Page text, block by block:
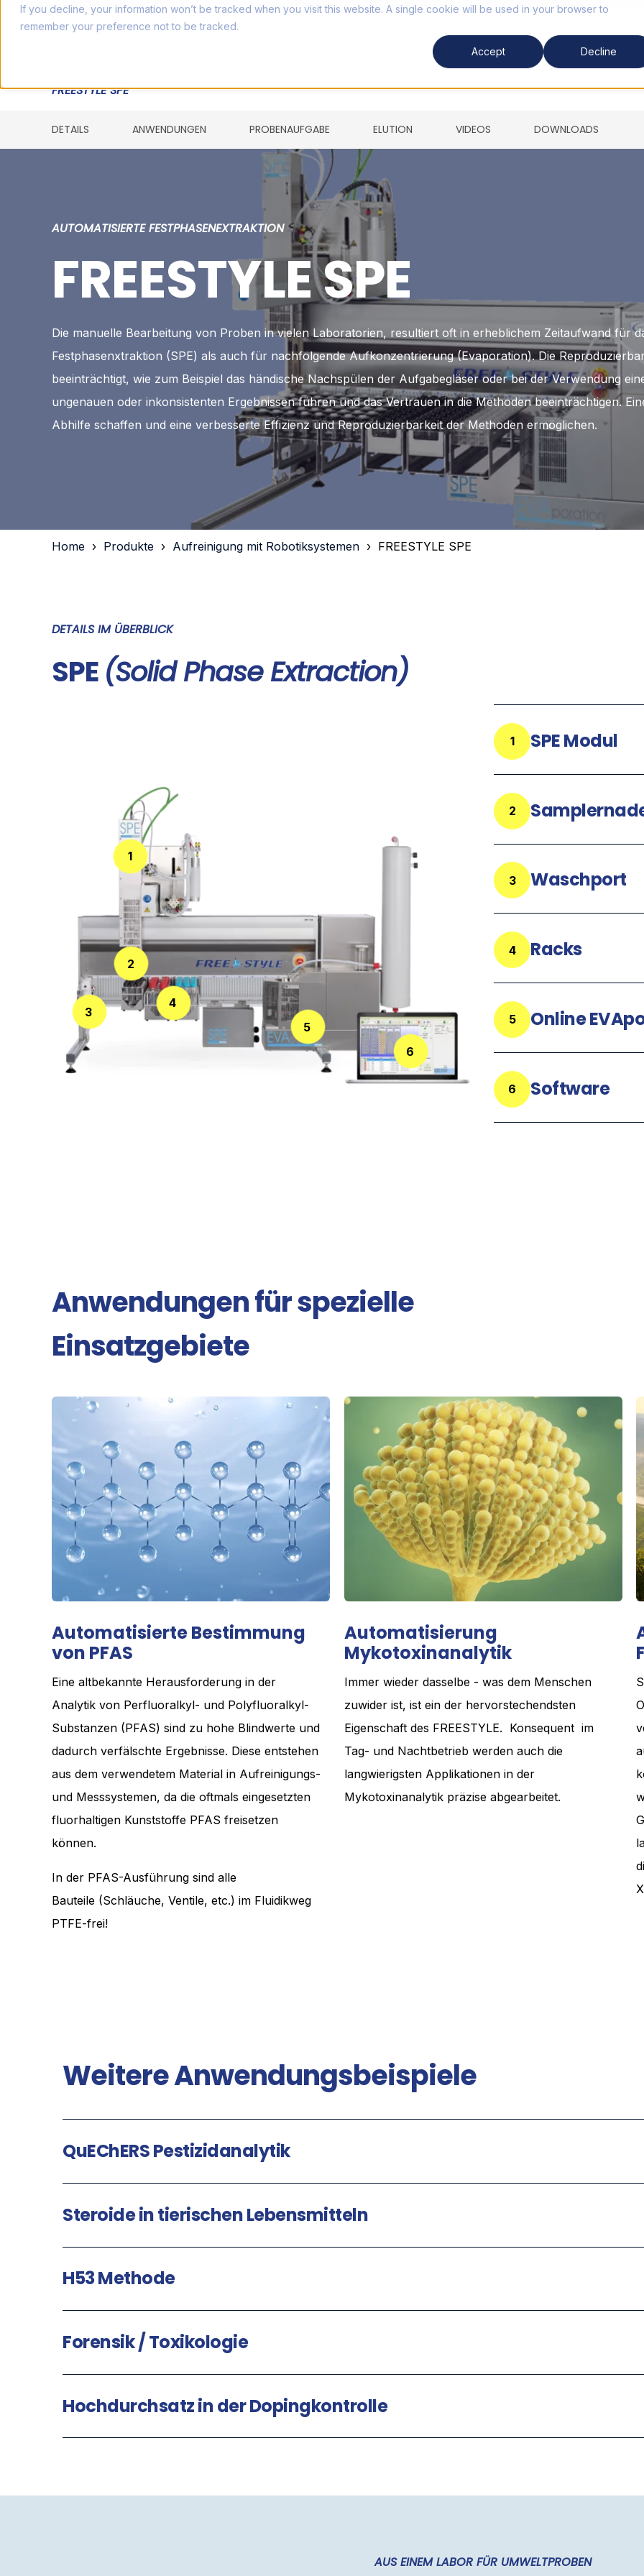
If you decline, your information won’t be tracked when you visit this website. A single cookie will be used in your browser to
remember your preference not to be tracked.
Accept Decline
UNTERNEHMEN SUPPORT
FREESTYLE SPE
DETAILS ANWENDUNGEN PROBENAUFGABE ELUTION VIDEOS DOWNLOADS
AUTOMATISIERTE FESTPHASENEXTRAKTION
FREESTYLE SPE
Die manuelle Bearbeitung von Proben in vielen Laboratorien, resultiert oft in erheblichem Zeitaufwand für
Festphasenxtraktion (SPE) als auch für nachfolgende Aufkonzentrierung (Evaporation). Die
beeinträchtigt, wie zum Beispiel das händische Nachspülen der Aufgabegläser oder bei der Verwendung
ungenauen oder inkonsistenten Ergebnissen führen und das Vertrauen in die Methoden beeinträchtigen.
Abhilfe schaffen und eine verbesserte Effizienz und Reproduzierbarkeit der Methoden ermöglichen.
Home Produkte Aufreinigung mit Robotiksystemen FREESTYLE SPE
DETAILS IM ÜBERBLICK
SPE (Solid Phase Extraction)
1
2
3
4
5
6
1 SPE Modul
2
3 Waschport
4 Racks
5 Online
6 Software
Anwendungen für spezielle
Einsatzgebiete
Automatisierte Bestimmung
von PFAS
Eine altbekannte Herausforderung in der
Analytik von Perfluoralkyl- und Polyfluoralkyl-
Substanzen (PFAS) sind zu hohe Blindwerte und
dadurch verfälschte Ergebnisse. Diese entstehen
aus dem verwendetem Material in Aufreinigungs-
und Messsystemen, da die oftmals eingesetzten
fluorhaltigen Kunststoffe PFAS freisetzen
können.
In der PFAS-Ausführung sind alle
Bauteile (Schläuche, Ventile, etc.) im Fluidikweg
PTFE-frei!
Automatisierung
Mykotoxinanalytik
Immer wieder dasselbe - was dem Menschen
zuwider ist, ist ein der hervorstechendsten
Eigenschaft des FREESTYLE. Konsequent im
Tag- und Nachtbetrieb werden auch die
langwierigsten Applikationen in der
Mykotoxinanalytik präzise abgearbeitet.
Weitere Anwendungsbeispiele
QuEChERS Pestizidanalytik
Steroide in tierischen Lebensmitteln
H53 Methode
Forensik / Toxikologie
Hochdurchsatz in der Dopingkontrolle
AUS EINEM LABOR FÜR UMWELTPROBEN